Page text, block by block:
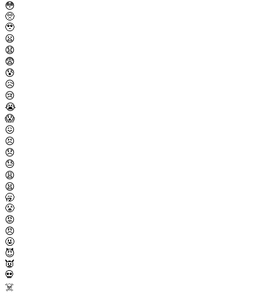
😳
🥺
🥹
😦
😧
😨
😰
😥
😢
😭
😱
😖
😣
😞
😓
😩
😫
🥱
😤
😡
😠
🤬
😈
👿
💀
☠️